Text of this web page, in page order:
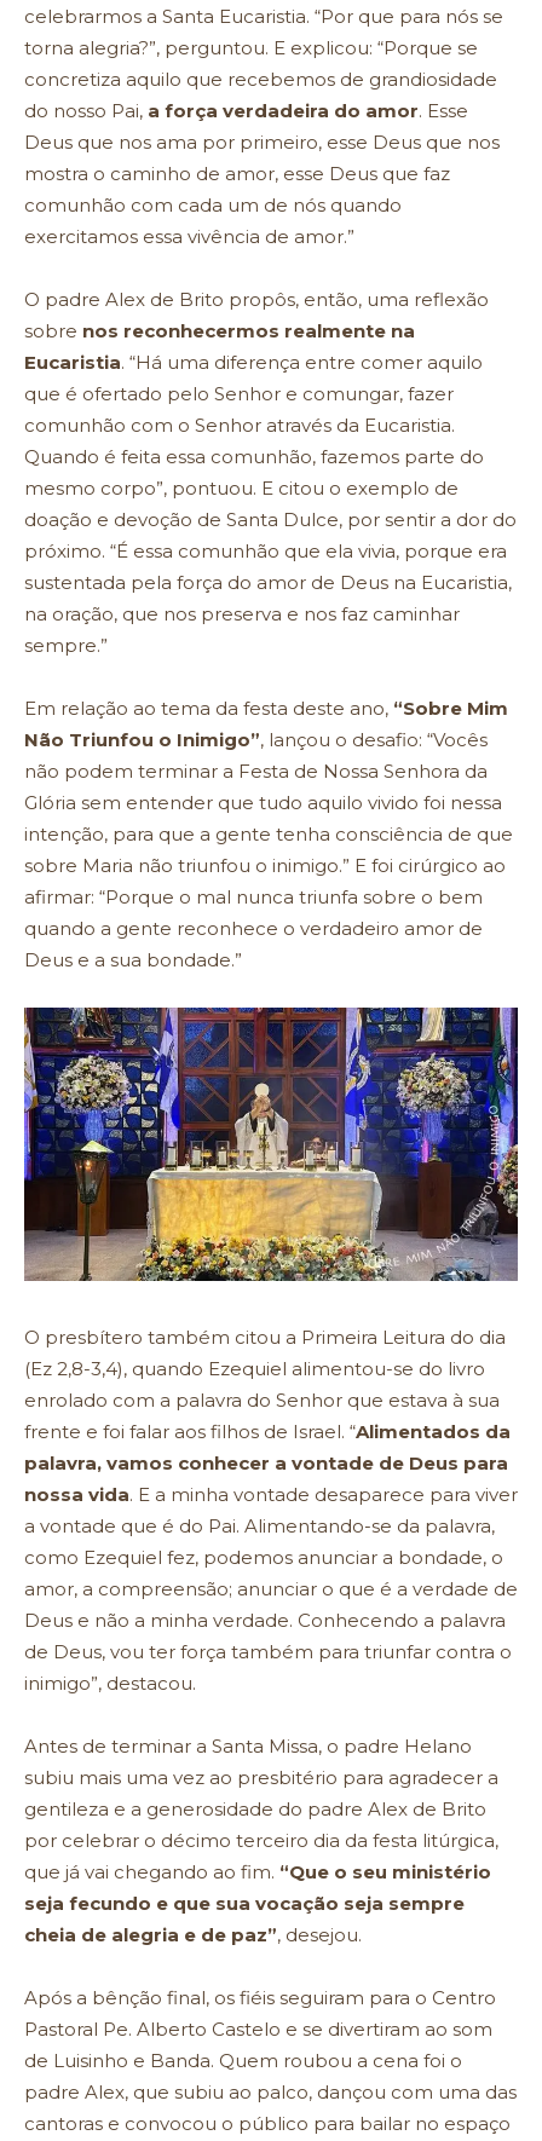
celebrarmos a Santa Eucaristia. “Por que para nós se
torna alegria?”, perguntou. E explicou: “Porque se
concretiza aquilo que recebemos de grandiosidade
do nosso Pai, a força verdadeira do amor. Esse
Deus que nos ama por primeiro, esse Deus que nos
mostra o caminho de amor, esse Deus que faz
comunhão com cada um de nós quando
exercitamos essa vivência de amor.”
O padre Alex de Brito propôs, então, uma reflexão
sobre nos reconhecermos realmente na
Eucaristia. “Há uma diferença entre comer aquilo
que é ofertado pelo Senhor e comungar, fazer
comunhão com o Senhor através da Eucaristia.
Quando é feita essa comunhão, fazemos parte do
mesmo corpo”, pontuou. E citou o exemplo de
doação e devoção de Santa Dulce, por sentir a dor do
próximo. “É essa comunhão que ela vivia, porque era
sustentada pela força do amor de Deus na Eucaristia,
na oração, que nos preserva e nos faz caminhar
sempre.”
Em relação ao tema da festa deste ano, “Sobre Mim
Não Triunfou o Inimigo”, lançou o desafio: “Vocês
não podem terminar a Festa de Nossa Senhora da
Glória sem entender que tudo aquilo vivido foi nessa
intenção, para que a gente tenha consciência de que
sobre Maria não triunfou o inimigo.” E foi cirúrgico ao
afirmar: “Porque o mal nunca triunfa sobre o bem
quando a gente reconhece o verdadeiro amor de
Deus e a sua bondade.”
O presbítero também citou a Primeira Leitura do dia
(Ez 2,8-3,4), quando Ezequiel alimentou-se do livro
enrolado com a palavra do Senhor que estava à sua
frente e foi falar aos filhos de Israel. “Alimentados da
palavra, vamos conhecer a vontade de Deus para
nossa vida. E a minha vontade desaparece para viver
a vontade que é do Pai. Alimentando-se da palavra,
como Ezequiel fez, podemos anunciar a bondade, o
amor, a compreensão; anunciar o que é a verdade de
Deus e não a minha verdade. Conhecendo a palavra
de Deus, vou ter força também para triunfar contra o
inimigo”, destacou.
Antes de terminar a Santa Missa, o padre Helano
subiu mais uma vez ao presbitério para agradecer a
gentileza e a generosidade do padre Alex de Brito
por celebrar o décimo terceiro dia da festa litúrgica,
que já vai chegando ao fim. “Que o seu ministério
seja fecundo e que sua vocação seja sempre
cheia de alegria e de paz”, desejou.
Após a bênção final, os fiéis seguiram para o Centro
Pastoral Pe. Alberto Castelo e se divertiram ao som
de Luisinho e Banda. Quem roubou a cena foi o
padre Alex, que subiu ao palco, dançou com uma das
cantoras e convocou o público para bailar no espaço